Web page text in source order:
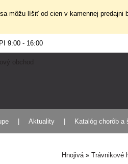
môžu líšiť od cien v kamennej
9:00 - 16:00
Aktuality Katalóg chorôb a
Hnojivá»Trávnikové